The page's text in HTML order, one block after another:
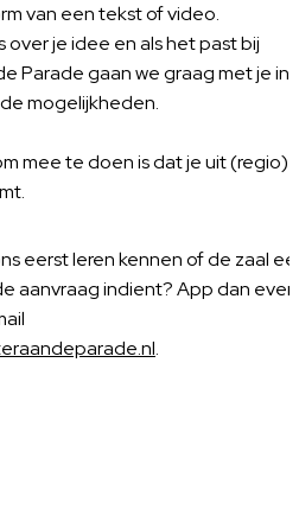
van een tekst of video.
over je idee en als het past bij
Parade gaan we graag met je in
mogelijkheden.
mee te doen is dat je uit (regio)
eerst leren kennen of de zaal
aanvraag indient? App dan even
.